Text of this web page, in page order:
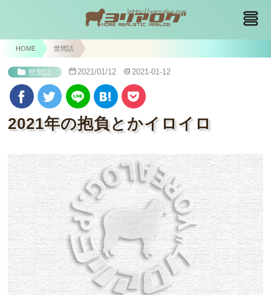
HOME 世間話
世間話 2021/01/12 2021-01-12
2021年の抱負とかイロイロ